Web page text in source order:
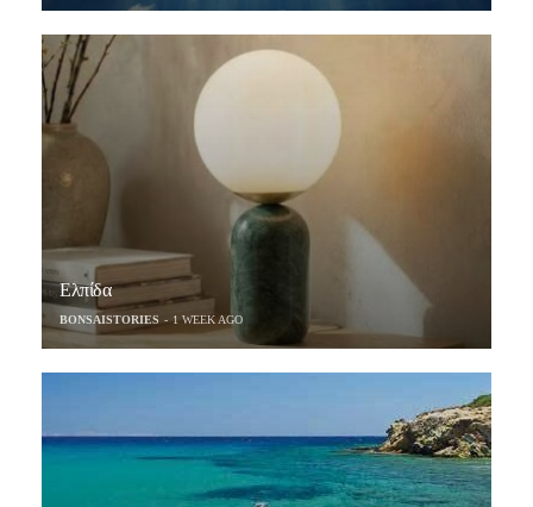
Ελπίδα
BONSAISTORIES 1 WEEK AGO